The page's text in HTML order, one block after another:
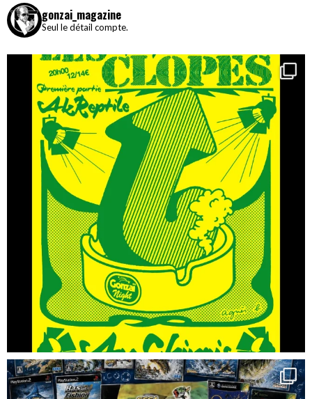
gonzai_magazine
Seul le détail compte.